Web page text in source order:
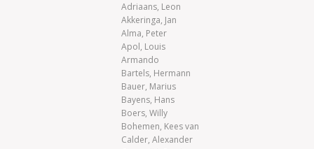
Adriaans, Leon
Akkeringa, Jan
Alma, Peter
Apol, Louis
Armando
Bartels, Hermann
Bauer, Marius
Bayens, Hans
Boers, Willy
Bohemen, Kees van
Calder, Alexander